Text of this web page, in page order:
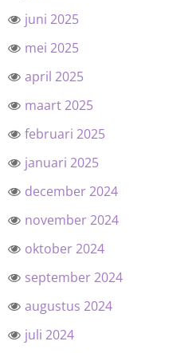
juni 2025
mei 2025
april 2025
maart 2025
februari 2025
januari 2025
december 2024
november 2024
oktober 2024
september 2024
augustus 2024
juli 2024